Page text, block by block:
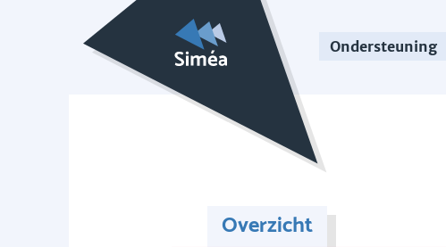
Ondersteuning
Overzicht